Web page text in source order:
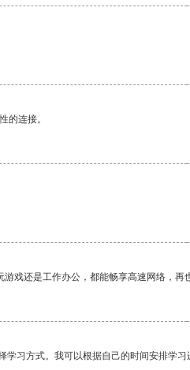
的连接。
戏还是工作办公，都能畅享高速网络，再
习方式。我可以根据自己的时间安排学习